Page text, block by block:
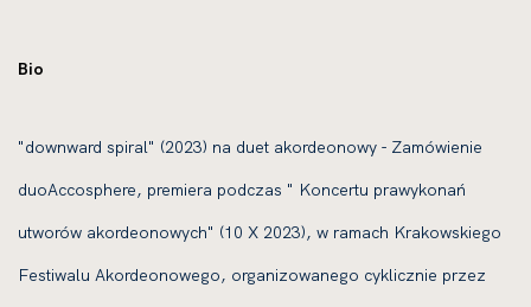
Bio
"downward spiral" (2023) na duet akordeonowy - Zamówienie
duoAccosphere, premiera podczas " Koncertu prawykonań
utworów akordeonowych" (10 X 2023), w ramach Krakowskiego
Festiwalu Akordeonowego, organizowanego cyklicznie przez